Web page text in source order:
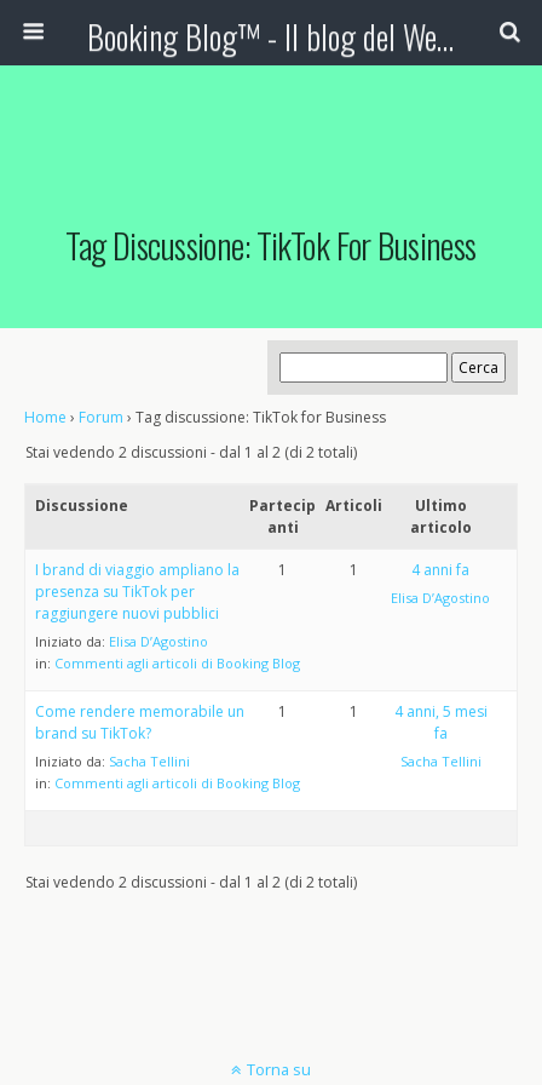
Booking Blog™ - Il blog del Web Marketing Turistico
Tag Discussione: TikTok For Business
Home › Forum › Tag discussione: TikTok for Business
Stai vedendo 2 discussioni - dal 1 al 2 (di 2 totali)
Discussione
Partecip
anti
Articoli
Ultimo
articolo
I brand di viaggio ampliano la
presenza su TikTok per
raggiungere nuovi pubblici
Iniziato da: Elisa D’Agostino
in: Commenti agli articoli di Booking Blog
1 1 4 anni fa
Elisa D’Agostino
Come rendere memorabile un
brand su TikTok?
Iniziato da: Sacha Tellini
in: Commenti agli articoli di Booking Blog
1 1
4 anni, 5 mesi
fa
Sacha Tellini
Stai vedendo 2 discussioni - dal 1 al 2 (di 2 totali)
Torna su